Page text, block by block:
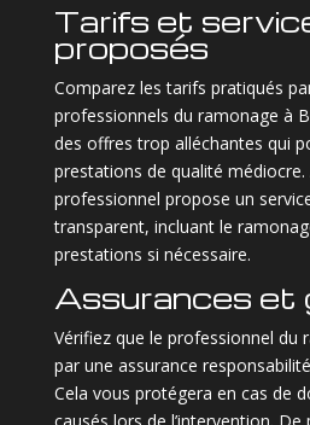
Tarifs et
proposés
Comparez les tarifs pratiqués
professionnels du ramonage à
des offres trop alléchantes qui
prestations de qualité médiocre.
professionnel propose un
transparent, incluant le
prestations si nécessaire.
Assurances et
Vérifiez que le professionnel du
par une assurance
Cela vous protégera en cas de
causés lors de l’intervention.